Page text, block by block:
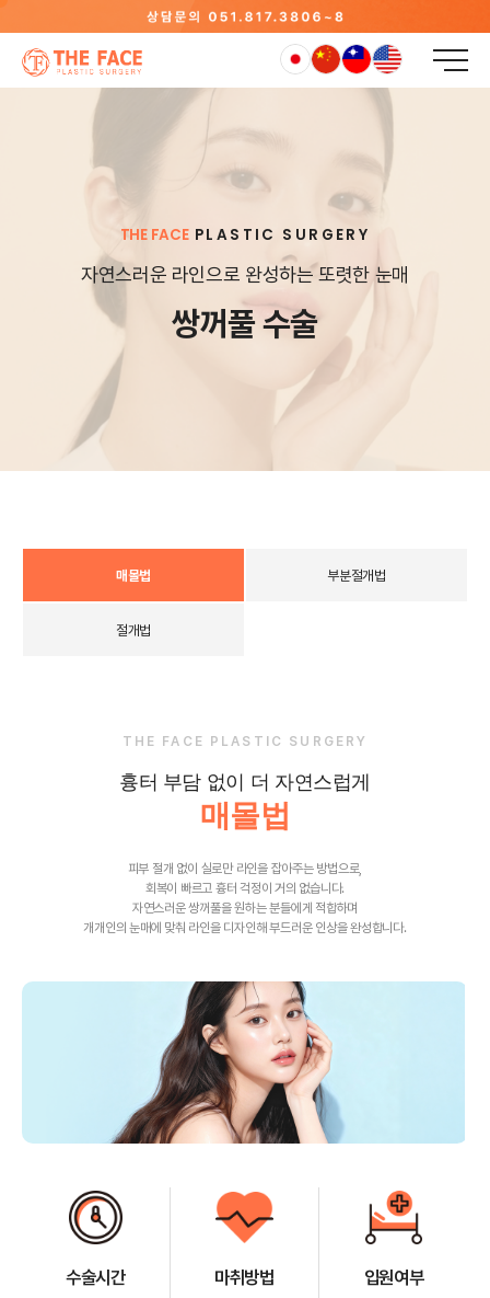
THE FACEPLASTIC SURGERY
자연스러운 라인으로 완성하는 또렷한 눈매
쌍꺼풀 수술
매몰법 부분절개법
절개법
THE FACE PLASTIC SURGERY
흉터 부담 없이 더 자연스럽게
매몰법
피부 절개 없이 실로만 라인을 잡아주는 방법으로,
회복이 빠르고 흉터 걱정이 거의 없습니다.
자연스러운 쌍꺼풀을 원하는 분들에게 적합하며
개개인의 눈매에 맞춰 라인을 디자인해 부드러운 인상을 완성합니다.
수술시간 마취방법 입원여부